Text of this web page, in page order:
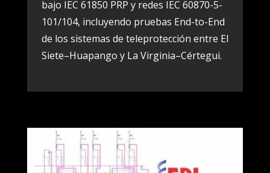
bajo IEC 61850 PRP y redes IEC 60870-5-
101/104, incluyendo pruebas End-to-End
de los sistemas de teleprotección entre El
Siete–Huapango y La Virginia–Cértegui.